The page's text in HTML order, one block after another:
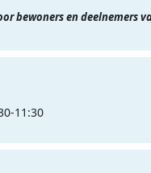
bewoners en deelnemers
-11:30